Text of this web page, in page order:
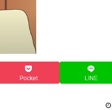
Pocket LINE